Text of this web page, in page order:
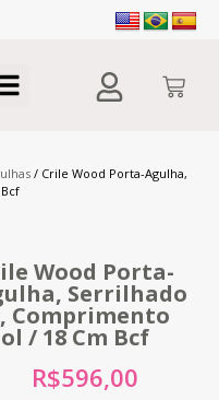
/ Crile Wood Porta-Agulha,
Wood Porta-
Serrilhado
Comprimento
/ 18 Cm Bcf
R$596,00